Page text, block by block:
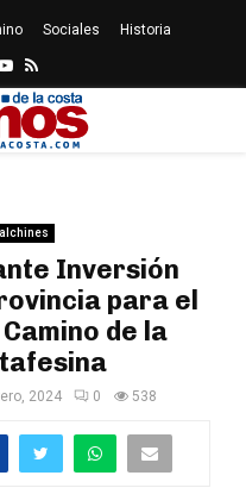
Sociales Historia
Youtube
Rss
Inversión
para el
de la
2024 0 538